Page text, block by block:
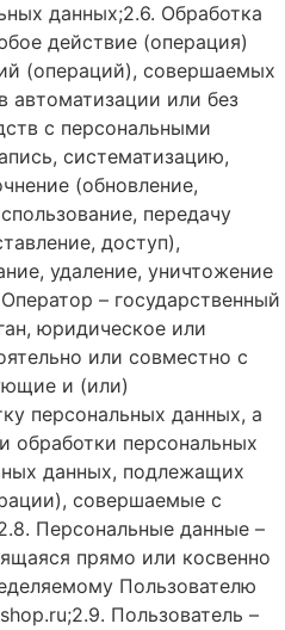
данных;2.6. Обработка
действие (операция)
(операций), совершаемых
автоматизации или без
с персональными
систематизацию,
(обновление,
передачу
доступ),
удаление, уничтожение
– государственный
юридическое или
или совместно с
и (или)
персональных данных, а
персональных
данных, подлежащих
совершаемые с
Персональные данные –
прямо или косвенно
Пользователю
Пользователь –